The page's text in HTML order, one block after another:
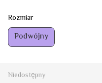
Rozmiar
Podwójny
Niedostępny